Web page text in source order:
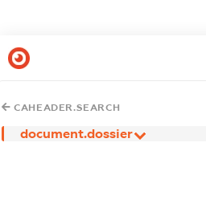
CAHEADER.SEARCH
document.dossier